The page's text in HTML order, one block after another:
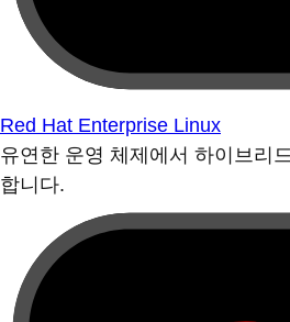
Red Hat Enterprise Linux
유연한 운영 체제에서 하이브리
합니다.